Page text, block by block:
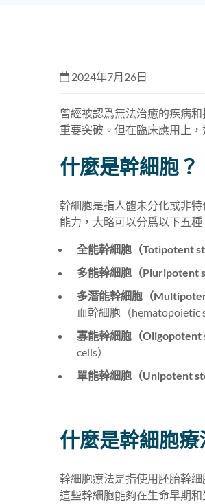
2024年7月26日
曾經被認爲無法治癒的疾病
重要突破。但在臨床應用上
什麼是幹細胞？
幹細胞是指人體未分化或非
能力，大略可以分爲以下五種
全能幹細胞（Totipotent
多能幹細胞（Pluripotent
多潛能幹細胞（
血幹細胞（hematopoietic
寡能幹細胞（Oligopotent
cells）
單能幹細胞（Unipotent
什麼是幹細胞療
幹細胞療法是指使用胚胎幹
這些幹細胞能夠在生命早期